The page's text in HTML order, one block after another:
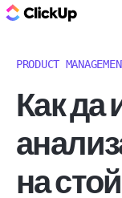
PRODUCT
Как да
на